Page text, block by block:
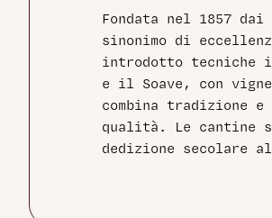
Fondata nel 1857
sinonimo di
introdotto tecniche
e il Soave, con
combina tradizione
qualità. Le cantine
dedizione secolare